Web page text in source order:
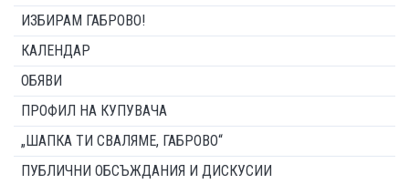
ИЗБИРАМ ГАБРОВО!
КАЛЕНДАР
ОБЯВИ
ПРОФИЛ НА КУПУВАЧА
„ШАПКА ТИ СВАЛЯМЕ, ГАБРОВО“
ПУБЛИЧНИ ОБСЪЖДАНИЯ И ДИСКУСИИ